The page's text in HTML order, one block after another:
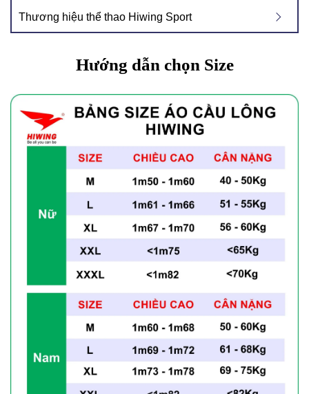
Thương hiệu thể thao Hiwing Sport
Hướng dẫn chọn Size